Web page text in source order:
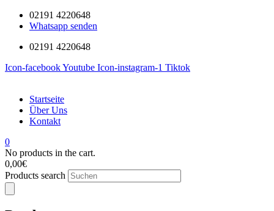
02191 4220648
Whatsapp senden
02191 4220648
Icon-facebookYoutube Icon-instagram-1 Tiktok
Startseite
Über Uns
Kontakt
0
No products in the cart.
0,00€
Products search